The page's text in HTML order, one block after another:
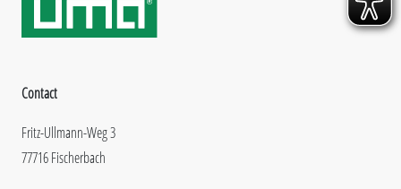
Contact
Fritz-Ullmann-Weg 3
77716 Fischerbach